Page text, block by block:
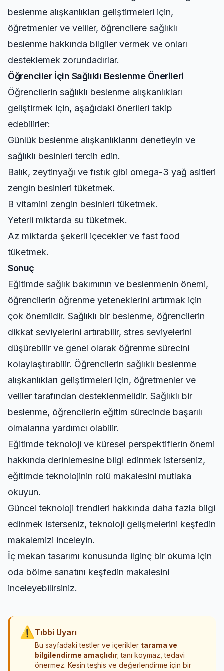
beslenme alışkanlıkları geliştirmeleri için,
öğretmenler ve veliler, öğrencilere sağlıklı
beslenme hakkında bilgiler vermek ve onları
desteklemek zorundadırlar.
Öğrenciler İçin Sağlıklı Beslenme Önerileri
Öğrencilerin sağlıklı beslenme alışkanlıkları
geliştirmek için, aşağıdaki önerileri takip
edebilirler:
Günlük beslenme alışkanlıklarını denetleyin ve
sağlıklı besinleri tercih edin.
Balık, zeytinyağı ve fıstık gibi omega-3 yağ asitleri
zengin besinleri tüketmek.
B vitamini zengin besinleri tüketmek.
Yeterli miktarda su tüketmek.
Az miktarda şekerli içecekler ve fast food
tüketmek.
Sonuç
Eğitimde sağlık bakımının ve beslenmenin önemi,
öğrencilerin öğrenme yeteneklerini artırmak için
çok önemlidir. Sağlıklı bir beslenme, öğrencilerin
dikkat seviyelerini artırabilir, stres seviyelerini
düşürebilir ve genel olarak öğrenme sürecini
kolaylaştırabilir. Öğrencilerin sağlıklı beslenme
alışkanlıkları geliştirmeleri için, öğretmenler ve
veliler tarafından desteklenmelidir. Sağlıklı bir
beslenme, öğrencilerin eğitim sürecinde başarılı
olmalarına yardımcı olabilir.
Eğitimde teknoloji ve küresel perspektiflerin önemi
hakkında derinlemesine bilgi edinmek isterseniz,
eğitimde teknolojinin rolü makalesini mutlaka
okuyun.
Güncel teknoloji trendleri hakkında daha fazla bilgi
edinmek isterseniz, teknoloji gelişmelerini keşfedin
makalemizi inceleyin.
İç mekan tasarımı konusunda ilginç bir okuma için
oda bölme sanatını keşfedin makalesini
inceleyebilirsiniz.
⚠ Tıbbi Uyarı
Bu sayfadaki testler ve içerikler tarama ve
bilgilendirme amaçlıdır; tanı koymaz, tedavi
önermez. Kesin teşhis ve değerlendirme için bir